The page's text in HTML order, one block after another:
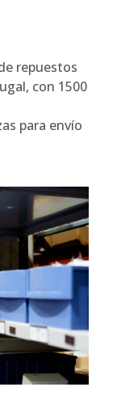
repuestos
con 1500
para envío